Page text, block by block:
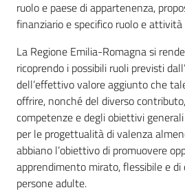
ruolo e paese di appartenenza,
finanziario e specifico ruolo e
La Regione Emilia-Romagna si
ricoprendo i possibili ruoli previsti
dell’effettivo valore aggiunto che
offrire, nonché del diverso
competenze e degli obiettivi
per le progettualità di valenza
abbiano l’obiettivo di promuovere
apprendimento mirato, flessibile e
persone adulte.